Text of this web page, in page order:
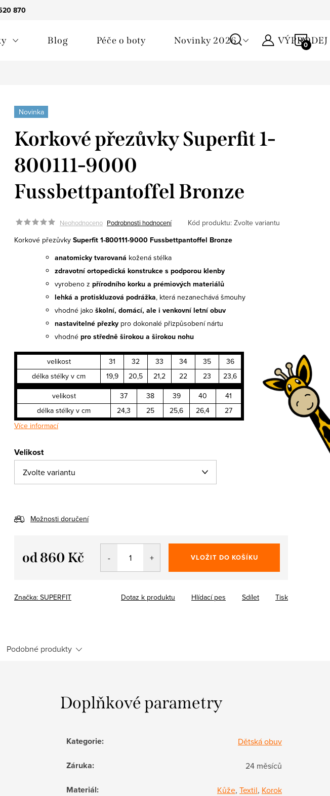
870
Blog Péče o boty Novinky 2026 VÝPRODEJ
Novinka
Korkové přezůvky Superfit 1-
800111-9000
Fussbettpantoffel Bronze
Neohodnoceno Podrobnosti hodnocení Kód produktu: Zvolte variantu
Korkové přezůvky Superfit 1-800111-9000 Fussbettpantoffel Bronze
anatomicky tvarovaná kožená stélka
zdravotní ortopedická konstrukce s podporou klenby
vyrobeno z přírodního korku a prémiových materiálů
lehká a protiskluzová podrážka, která nezanechává šmouhy
vhodné jako školní, domácí, ale i venkovní letní obuv
nastavitelné přezky pro dokonalé přizpůsobení nártu
vhodné pro středně širokou a širokou nohu
velikost 31 32 33 34 35
36
délka stélky v cm
19,9 20,5 21,2 22 23
23,6
velikost
37 38 39 40
41
délka stélky v cm
24,3 25 25,6 26,4
27
Více informací
Velikost
Možnosti doručení
od860 Kč VLOŽIT DO KOŠÍKU
Značka: SUPERFIT Tisk
Dotaz k produktu Hlídací pes Sdílet
Podobné produkty
Doplňkové parametry
Kategorie: Dětská obuv
Záruka: 24 měsíců
Materiál: Kůže, Textil, Korok